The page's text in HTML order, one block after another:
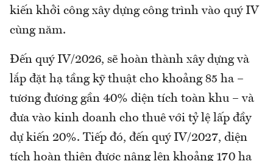
kiến khởi công xây dựng công trình vào quý IV
cùng năm.
Đến quý IV/2026, sẽ hoàn thành xây dựng và
lắp đặt hạ tầng kỹ thuật cho khoảng 85 ha –
tương đương gần 40% diện tích toàn khu – và
đưa vào kinh doanh cho thuê với tỷ lệ lấp đầy
dự kiến 20%. Tiếp đó, đến quý IV/2027, diện
tích hoàn thiện được nâng lên khoảng 170 ha